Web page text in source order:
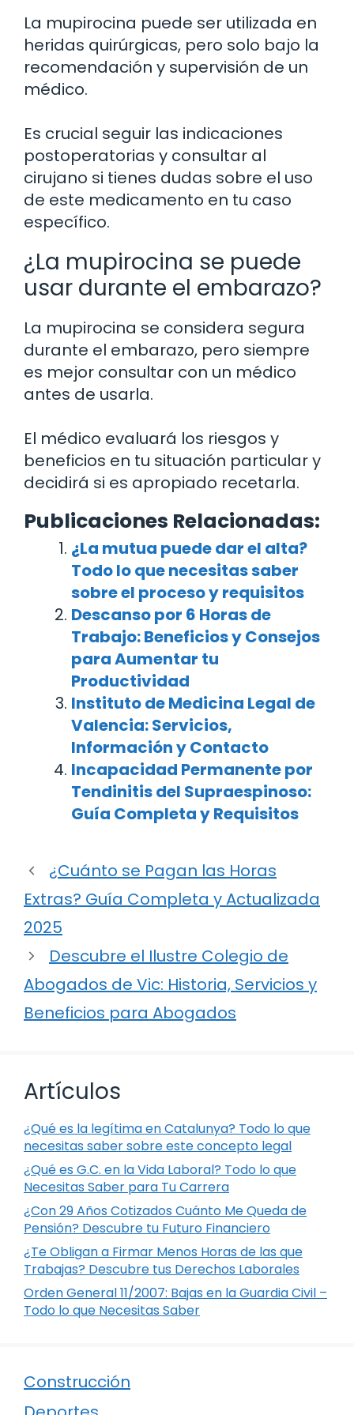
La mupirocina puede ser utilizada en
heridas quirúrgicas, pero solo bajo la
recomendación y supervisión de un
médico.
Es crucial seguir las indicaciones
postoperatorias y consultar al
cirujano si tienes dudas sobre el uso
de este medicamento en tu caso
específico.
¿La mupirocina se puede
usar durante el embarazo?
La mupirocina se considera segura
durante el embarazo, pero siempre
es mejor consultar con un médico
antes de usarla.
El médico evaluará los riesgos y
beneficios en tu situación particular y
decidirá si es apropiado recetarla.
Publicaciones Relacionadas:
¿La mutua puede dar el alta?
Todo lo que necesitas saber
sobre el proceso y requisitos
Descanso por 6 Horas de
Trabajo: Beneficios y Consejos
para Aumentar tu
Productividad
Instituto de Medicina Legal de
Valencia: Servicios,
Información y Contacto
Incapacidad Permanente por
Tendinitis del Supraespinoso:
Guía Completa y Requisitos
¿Cuánto se Pagan las Horas
Extras? Guía Completa y Actualizada
2025
Descubre el Ilustre Colegio de
Abogados de Vic: Historia, Servicios y
Beneficios para Abogados
Artículos
¿Qué es la legítima en Catalunya? Todo lo que
necesitas saber sobre este concepto legal
¿Qué es G.C. en la Vida Laboral? Todo lo que
Necesitas Saber para Tu Carrera
¿Con 29 Años Cotizados Cuánto Me Queda de
Pensión? Descubre tu Futuro Financiero
¿Te Obligan a Firmar Menos Horas de las que
Trabajas? Descubre tus Derechos Laborales
Orden General 11/2007: Bajas en la Guardia Civil –
Todo lo que Necesitas Saber
Construcción